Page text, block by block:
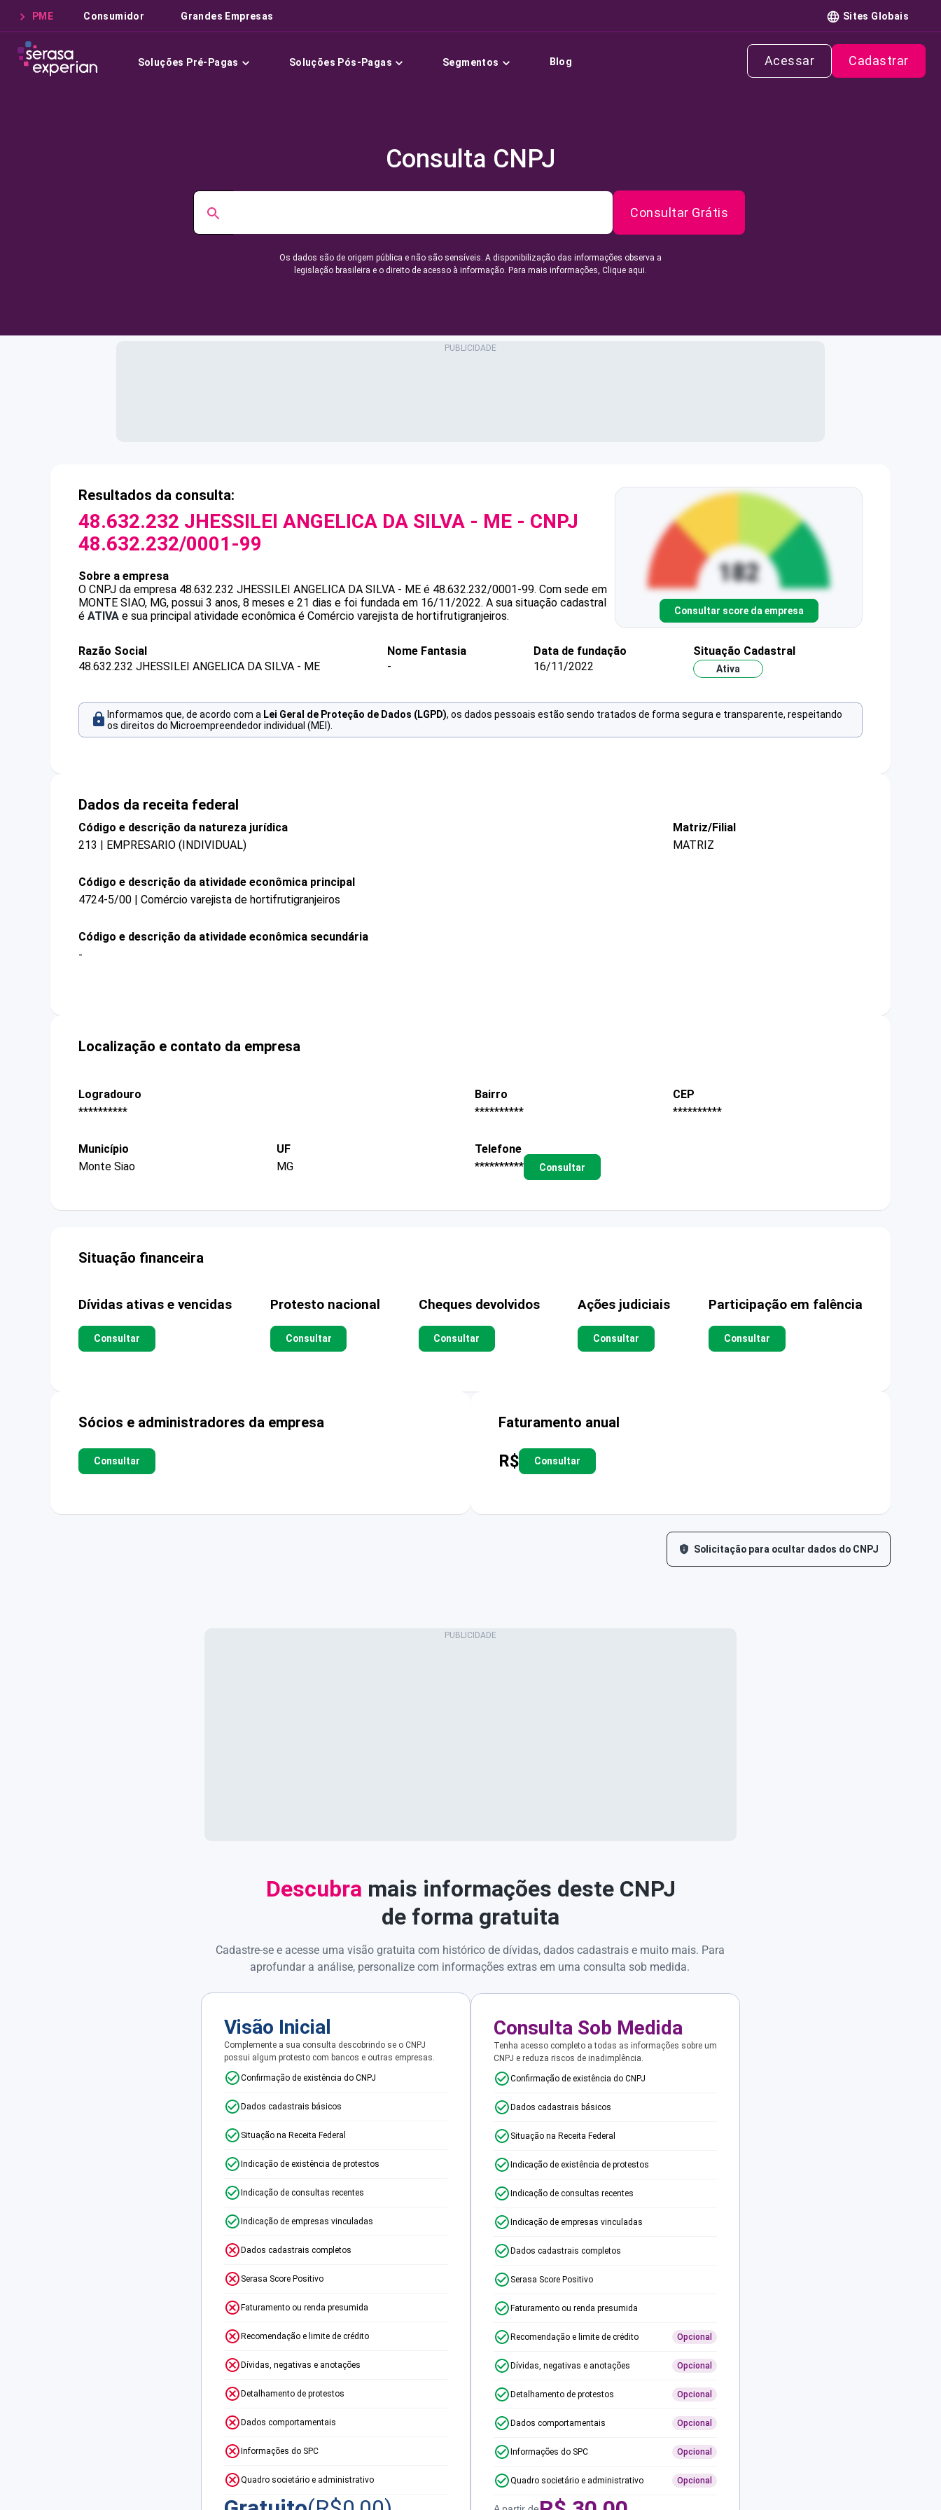
PME Consumidor Grandes Empresas Sites Globais
Soluções Pré-Pagas Soluções Pós-Pagas Segmentos Blog Acessar Cadastrar
Consulta CNPJ
Consultar Grátis
Os dados são de origem pública e não são sensíveis. A disponibilização das informações observa a
legislação brasileira e o direito de acesso à informação. Para mais informações, Clique aqui.
Resultados da consulta:
48.632.232 JHESSILEI ANGELICA DA SILVA - ME - CNPJ
48.632.232/0001-99
Sobre a empresa
O CNPJ da empresa 48.632.232 JHESSILEI ANGELICA DA SILVA - ME é 48.632.232/0001-99. Com sede em
MONTE SIAO, MG, possui 3 anos, 8 meses e 21 dias e foi fundada em 16/11/2022. A sua situação cadastral
é ATIVA e sua principal atividade econômica é Comércio varejista de hortifrutigranjeiros. Consultar score da empresa
Razão Social
48.632.232 JHESSILEI ANGELICA DA SILVA - ME
Nome Fantasia
-
Data de fundação
16/11/2022
Situação Cadastral
Ativa
Informamos que, de acordo com a Lei Geral de Proteção de Dados (LGPD), os dados pessoais estão sendo tratados de forma segura e transparente, respeitando
os direitos do Microempreendedor individual (MEI).
Dados da receita federal
Código e descrição da natureza jurídica
213 | EMPRESARIO (INDIVIDUAL)
Matriz/Filial
MATRIZ
Código e descrição da atividade econômica principal
4724-5/00 | Comércio varejista de hortifrutigranjeiros
Código e descrição da atividade econômica secundária
-
Localização e contato da empresa
Logradouro
**********
Bairro
**********
CEP
**********
Município
Monte Siao
UF
MG
Telefone
**********
Consultar
Situação financeira
Dívidas ativas e vencidas
Consultar
Protesto nacional
Consultar
Cheques devolvidos
Consultar
Ações judiciais
Consultar
Participação em falência
Consultar
Sócios e administradores da empresa
Consultar
Faturamento anual
R$ Consultar
Solicitação para ocultar dados do CNPJ
Descubra mais informações deste CNPJ
de forma gratuita
Cadastre-se e acesse uma visão gratuita com histórico de dívidas, dados cadastrais e muito mais. Para
aprofundar a análise, personalize com informações extras em uma consulta sob medida.
Visão Inicial
Complemente a sua consulta descobrindo se o CNPJ
possui algum protesto com bancos e outras empresas.
Confirmação de existência do CNPJ
Dados cadastrais básicos
Situação na Receita Federal
Indicação de existência de protestos
Indicação de consultas recentes
Indicação de empresas vinculadas
Dados cadastrais completos
Serasa Score Positivo
Faturamento ou renda presumida
Recomendação e limite de crédito
Dívidas, negativas e anotações
Detalhamento de protestos
Dados comportamentais
Informações do SPC
Quadro societário e administrativo
Consulta Sob Medida
Tenha acesso completo a todas as informações sobre um
CNPJ e reduza riscos de inadimplência.
Confirmação de existência do CNPJ
Dados cadastrais básicos
Situação na Receita Federal
Indicação de existência de protestos
Indicação de consultas recentes
Indicação de empresas vinculadas
Dados cadastrais completos
Serasa Score Positivo
Faturamento ou renda presumida
Recomendação e limite de crédito Opcional
Dívidas, negativas e anotações Opcional
Detalhamento de protestos Opcional
Dados comportamentais Opcional
Informações do SPC Opcional
Quadro societário e administrativo Opcional